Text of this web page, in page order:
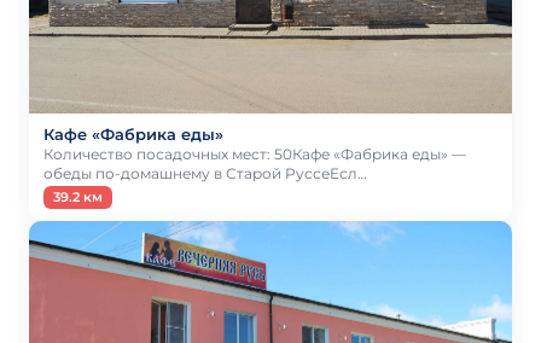
Кафе «Фабрика еды»
Количество посадочных мест: 50Кафе «Фабрика еды» —
обеды по-домашнему в Старой РуссеЕсл…
39.2 км